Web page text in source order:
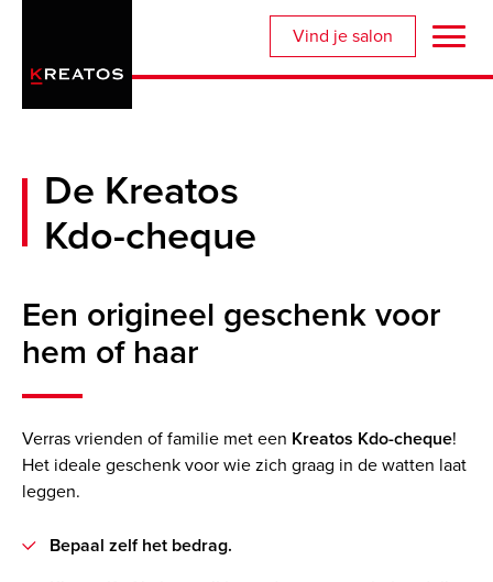
naar
inhoud
Vind je salon
De Kreatos
Kdo-cheque
Een origineel geschenk voor
hem of haar
Verras vrienden of familie met een Kreatos Kdo-cheque!
Het ideale geschenk voor wie zich graag in de watten laat
leggen.
Bepaal zelf het bedrag.